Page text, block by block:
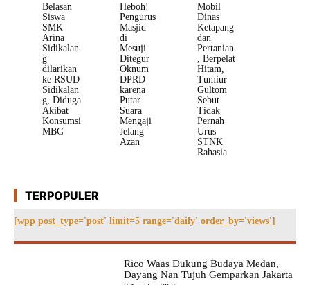
Belasan
Siswa
SMK
Arina
Sidikalan
g
dilarikan
ke RSUD
Sidikalan
g, Diduga
Akibat
Konsumsi
MBG
Heboh!
Pengurus
Masjid
di
Mesuji
Ditegur
Oknum
DPRD
karena
Putar
Suara
Mengaji
Jelang
Azan
Mobil
Dinas
Ketapang
dan
Pertanian
, Berpelat
Hitam,
Tumiur
Gultom
Sebut
Tidak
Pernah
Urus
STNK
Rahasia
TERPOPULER
[wpp post_type='post' limit=5 range='daily' order_by='views']
Rico Waas Dukung Budaya Medan,
Dayang Nan Tujuh Gemparkan Jakarta